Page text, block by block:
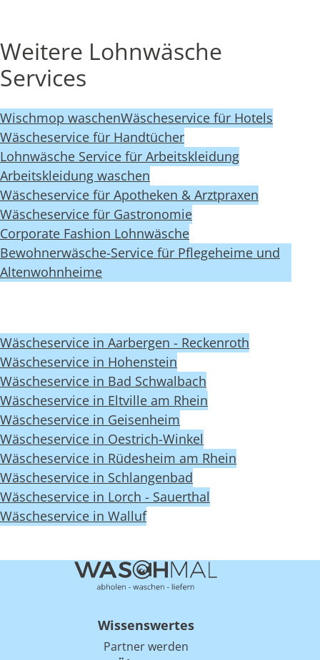
Weitere Lohnwäsche
Services
Wischmop waschenWäscheservice für Hotels
Wäscheservice für Handtücher
Lohnwäsche Service für Arbeitskleidung
Arbeitskleidung waschen
Wäscheservice für Apotheken & Arztpraxen
Wäscheservice für Gastronomie
Corporate Fashion Lohnwäsche
Bewohnerwäsche-Service für Pflegeheime und
Altenwohnheime
Wäscheservice in Aarbergen - Reckenroth
Wäscheservice in Hohenstein
Wäscheservice in Bad Schwalbach
Wäscheservice in Eltville am Rhein
Wäscheservice in Geisenheim
Wäscheservice in Oestrich-Winkel
Wäscheservice in Rüdesheim am Rhein
Wäscheservice in Schlangenbad
Wäscheservice in Lorch - Sauerthal
Wäscheservice in Walluf
Wissenswertes
Partner werden